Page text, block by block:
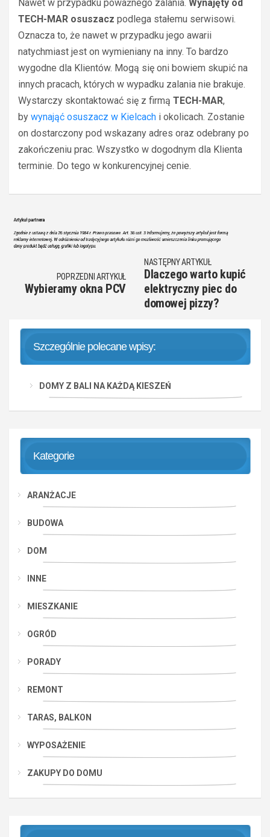
Nawet w przypadku poważnego zalania. Wynajęty od
TECH-MAR osuszacz podlega stałemu serwisowi.
Oznacza to, że nawet w przypadku jego awarii
natychmiast jest on wymieniany na inny. To bardzo
wygodne dla Klientów. Mogą się oni bowiem skupić na
innych pracach, których w wypadku zalania nie brakuje.
Wystarczy skontaktować się z firmą TECH-MAR,
by wynająć osuszacz w Kielcach i okolicach. Zostanie
on dostarczony pod wskazany adres oraz odebrany po
zakończeniu prac. Wszystko w dogodnym dla Klienta
terminie. Do tego w konkurencyjnej cenie.
POPRZEDNI ARTYKUŁ
Wybieramy okna PCV
NASTĘPNY ARTYKUŁ
Dlaczego warto kupić
elektryczny piec do
domowej pizzy?
Szczególnie polecane wpisy:
DOMY Z BALI NA KAŻDĄ KIESZEŃ
Kategorie
ARANŻACJE
BUDOWA
DOM
INNE
MIESZKANIE
OGRÓD
PORADY
REMONT
TARAS, BALKON
WYPOSAŻENIE
ZAKUPY DO DOMU